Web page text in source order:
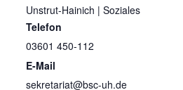
Unstrut-Hainich | Soziales
Telefon
03601 450-112
E-Mail
sekretariat@bsc-uh.de